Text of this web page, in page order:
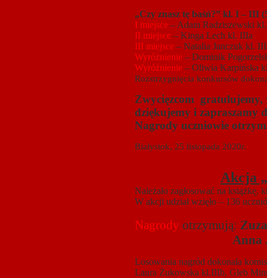
„Czy znasz tę baśń?” kl. I – III
I miejsce – Adam Radziszewski
II miejsce – Kinga Lech kl. IIIa
III miejsce – Natalia Janczuk kl.
Wyróżnienie – Dominik
Wyróżnienie – Oliwia Karpińska
Rozstrzygnięcia konkursów
Zwycięzcom gratulujemy,
dziękujemy i zapraszamy
Nagrody uczniowie
Białystok, 25 listopada 2020r.
Akcja
Należało zagłosować na
W akcji udział wzięło – 136
Nagrody otrzymują:
Anna
Losowania nagród dokonała
Laura Żukowska kl.IIIb, Gleb